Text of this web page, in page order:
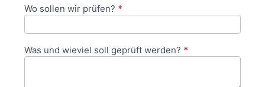
Wo sollen wir prüfen? *
Was und wieviel soll geprüft werden? *